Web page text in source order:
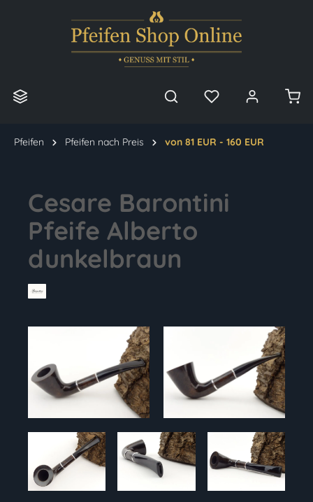
Pfeifen Pfeifen nach Preis von 81 EUR - 160 EUR
Cesare Barontini
Pfeife Alberto
dunkelbraun